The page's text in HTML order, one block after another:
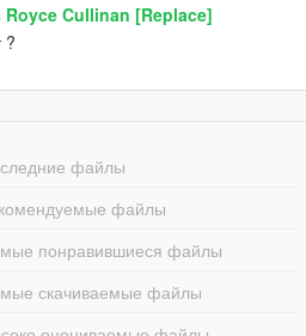
Royce Cullinan [Replace]
?
файлы
файлы
понравившиеся файлы
скачиваемые файлы